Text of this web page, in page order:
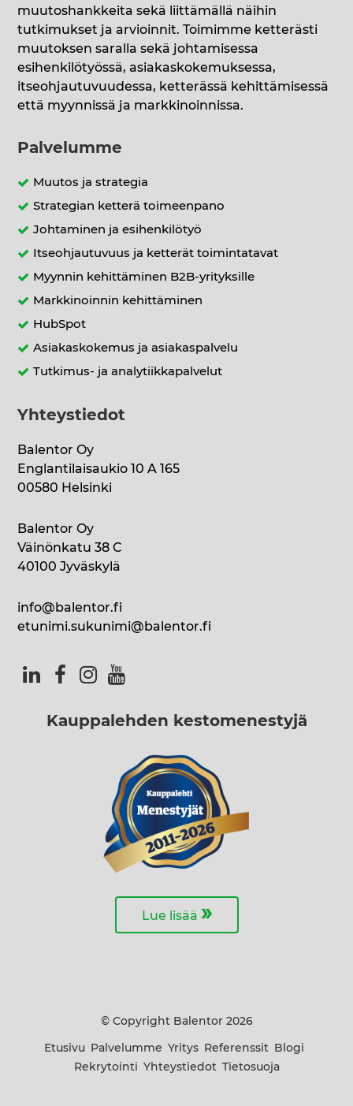
muutoshankkeita sekä liittämällä näihin
tutkimukset ja arvioinnit. Toimimme ketterästi
muutoksen saralla sekä johtamisessa
esihenkilötyössä, asiakaskokemuksessa,
itseohjautuvuudessa, ketterässä kehittämisessä
että myynnissä ja markkinoinnissa.
Palvelumme
Muutos ja strategia
Strategian ketterä toimeenpano
Johtaminen ja esihenkilötyö
Itseohjautuvuus ja ketterät toimintatavat
Myynnin kehittäminen B2B-yrityksille
Markkinoinnin kehittäminen
HubSpot
Asiakaskokemus ja asiakaspalvelu
Tutkimus- ja analytiikkapalvelut
Yhteystiedot
Balentor Oy
Englantilaisaukio 10 A 165
00580 Helsinki
Balentor Oy
Väinönkatu 38 C
40100 Jyväskylä
info@balentor.fi
etunimi.sukunimi@balentor.fi
Kauppalehden kestomenestyjä
Lue lisää »
© Copyright Balentor 2026
Etusivu Palvelumme Yritys Referenssit
Blogi
Rekrytointi Yhteystiedot Tietosuoja